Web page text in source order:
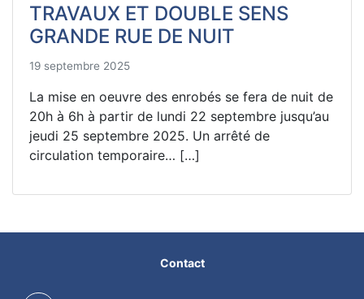
TRAVAUX ET DOUBLE SENS
GRANDE RUE DE NUIT
19 septembre 2025
La mise en oeuvre des enrobés se fera de nuit de
20h à 6h à partir de lundi 22 septembre jusqu’au
jeudi 25 septembre 2025. Un arrêté de
circulation temporaire… […]
Contact